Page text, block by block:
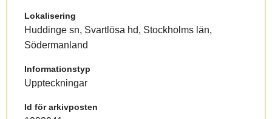
Lokalisering
Huddinge sn, Svartlösa hd, Stockholms län,
Södermanland
Informationstyp
Uppteckningar
Id för arkivposten